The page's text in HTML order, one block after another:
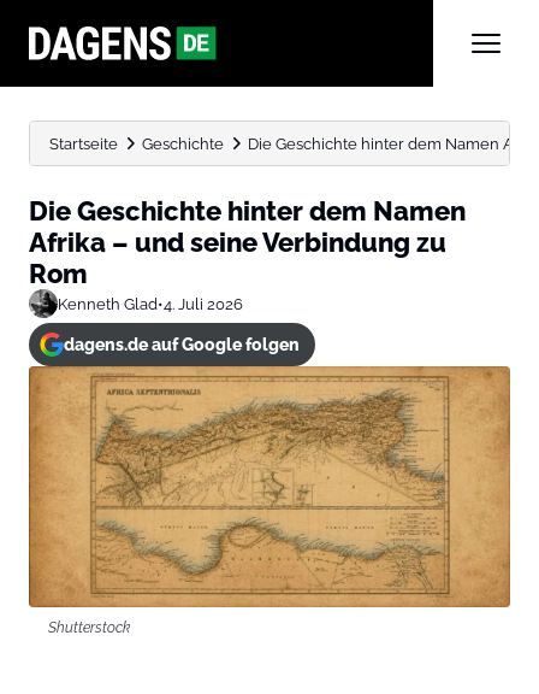
Startseite Geschichte Die Geschichte hinter dem Namen
Die Geschichte hinter dem Namen
Afrika – und seine Verbindung zu
Rom
Kenneth Glad•4. Juli 2026
dagens.de auf Google folgen
Shutterstock